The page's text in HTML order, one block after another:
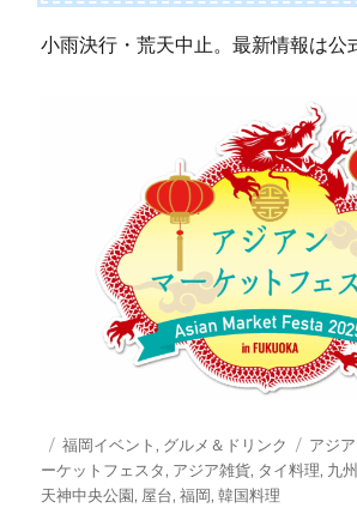
小雨決行・荒天中止。最新情報は公
投
稿
日:
カ
テ
ゴ
福岡イベント , グルメ＆ドリンク
タ
グ
アジ
ーケットフェスタ, アジア雑貨, タイ料理, 九
天神中央公園, 屋台,福岡,韓国料理